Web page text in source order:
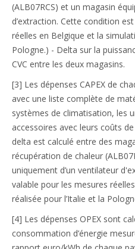
(ALB07RCS) et un magasin
d’extraction. Cette condition
réelles en Belgique et la
Pologne.) - Delta sur la
CVC entre les deux magasins.
[3] Les dépenses CAPEX de
avec une liste complète de
systèmes de climatisation, les
accessoires avec leurs coûts
delta est calculé entre des
récupération de chaleur
uniquement d’un ventilateur
valable pour les mesures
réalisée pour l’Italie et la
[4] Les dépenses OPEX sont
consommation d’énergie